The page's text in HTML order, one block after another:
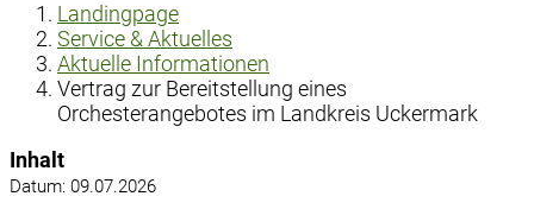
Landingpage
Service & Aktuelles
Aktuelle Informationen
Vertrag zur Bereitstellung eines
Orchesterangebotes im Landkreis Uckermark
Inhalt
Datum: 09.07.2026